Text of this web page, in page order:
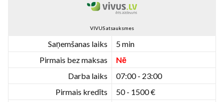
VIVUS atsauksmes
Saņemšanas laiks
5 min
Pirmais bez maksas
Nē
Darba laiks
07:00 - 23:00
Pirmais kredīts
50 - 1500 €